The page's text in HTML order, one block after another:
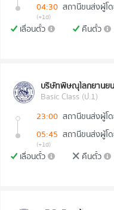
04:30 สถานีขนส่งผู้โ
(+1d)
เลื่อนตั๋ว คืนตั๋ว
บริษัทพิษณุโลกยานย
Basic Class (ป.1)
23:00 สถานีขนส่งผู้โ
05:45 สถานีขนส่งผู้โ
(+1d)
เลื่อนตั๋ว คืนตั๋ว